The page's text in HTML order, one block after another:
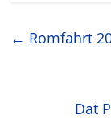
← Romfahrt
Dat